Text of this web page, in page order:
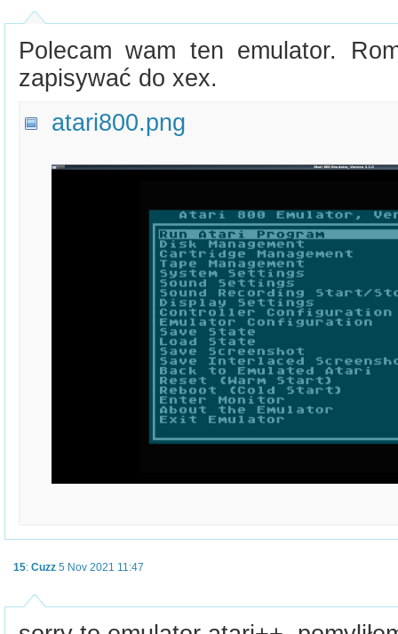
Polecam wam ten emulator.
zapisywać do xex.
atari800.png
15: Cuzz 5 Nov 2021 11:47